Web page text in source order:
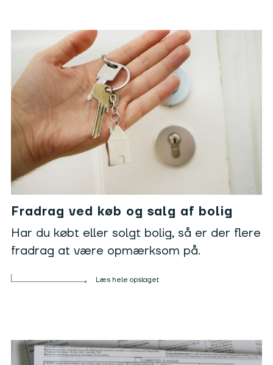
Fradrag ved køb og salg af bolig
Har du købt eller solgt bolig, så er der flere
fradrag at være opmærksom på.
Læs hele opslaget